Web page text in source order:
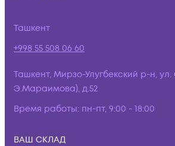
Ташкент
+998 55 508 06 60
Ташкент, Мирзо-Улугбекский р-н,
Э.Мараимова), д.52
Время работы: пн-пт, 9:00 - 18:00
ВАШ СКЛАД